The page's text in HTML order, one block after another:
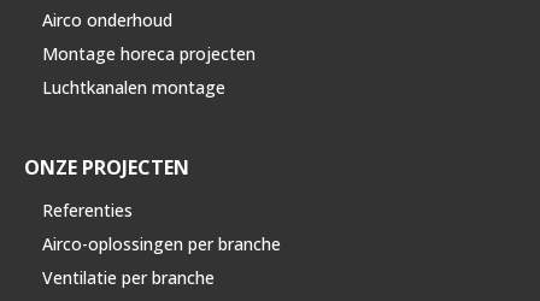
Airco onderhoud
Montage horeca projecten
Luchtkanalen montage
ONZE PROJECTEN
Referenties
Airco-oplossingen per branche
Ventilatie per branche